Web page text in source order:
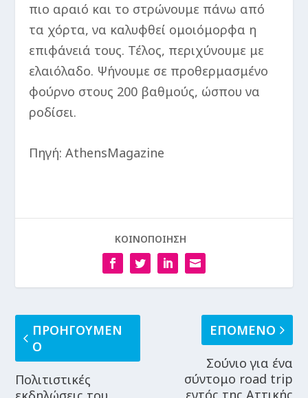
πιο αραιό και το στρώνουμε πάνω από
τα χόρτα, να καλυφθεί ομοιόμορφα η
επιφάνειά τους. Τέλος, περιχύνουμε με
ελαιόλαδο. Ψήνουμε σε προθερμασμένο
φούρνο στους 200 βαθμούς, ώσπου να
ροδίσει.
Πηγή: AthensMagazine
ΚΟΙΝΟΠΟΙΗΣΗ
ΠΡΟΗΓΟΥΜΕΝ
Ο
Πολιτιστικές
ΕΠΟΜΕΝΟ
Σούνιο για ένα
σύντομο road trip
εντός της Αττικής